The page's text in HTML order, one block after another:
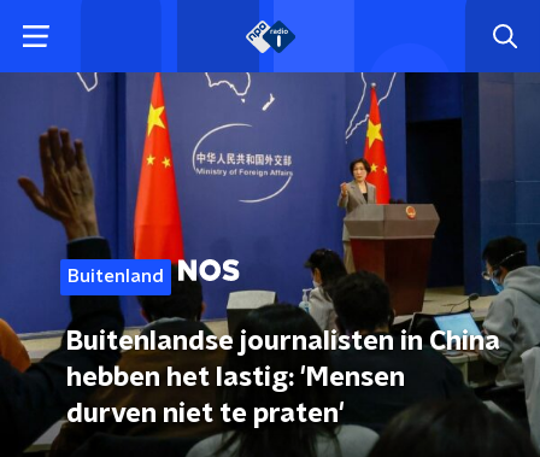
Buitenland
Buitenlandse journalisten in China
hebben het lastig: 'Mensen
durven niet te praten'